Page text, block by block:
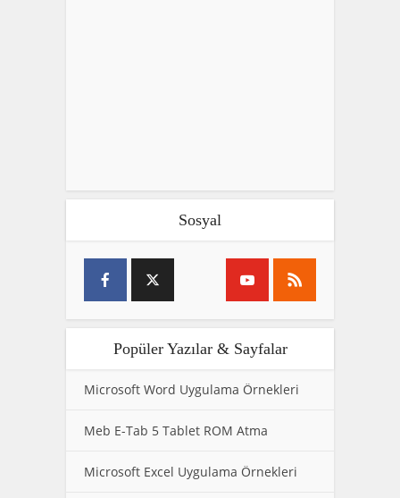
Sosyal
Popüler Yazılar & Sayfalar
Microsoft Word Uygulama Örnekleri
Meb E-Tab 5 Tablet ROM Atma
Microsoft Excel Uygulama Örnekleri